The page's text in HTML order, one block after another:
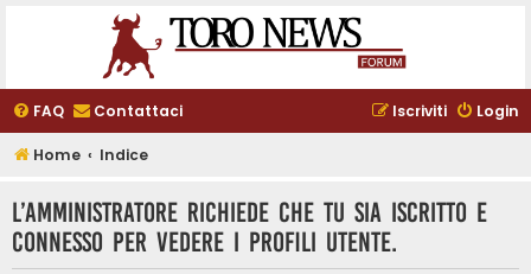
FAQ Contattaci Login
Iscriviti
Home Indice
L’amministratore richiede che tu sia iscritto e
connesso per vedere i profili utente.